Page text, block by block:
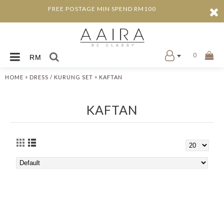
FREE POSTAGE MIN SPEND RM100
RM 0
HOME » DRESS / KURUNG SET » KAFTAN
KAFTAN